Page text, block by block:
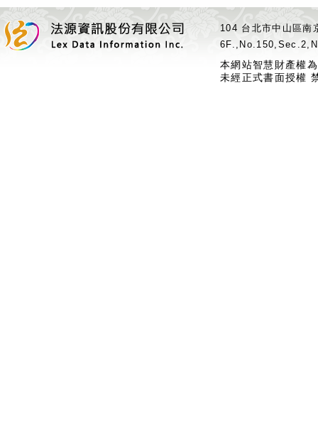
104 台北市中山區
本網站智慧財產權
未經正式書面授權